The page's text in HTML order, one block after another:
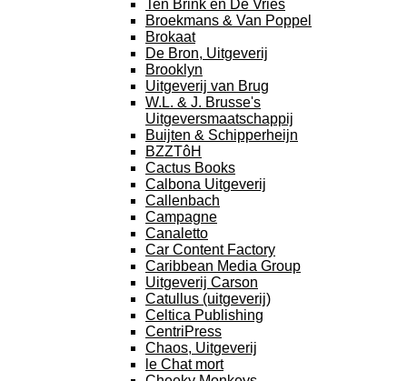
Ten Brink en De Vries
Broekmans & Van Poppel
Brokaat
De Bron, Uitgeverij
Brooklyn
Uitgeverij van Brug
W.L. & J. Brusse's
Uitgeversmaatschappij
Buijten & Schipperheijn
BZZTôH
Cactus Books
Calbona Uitgeverij
Callenbach
Campagne
Canaletto
Car Content Factory
Caribbean Media Group
Uitgeverij Carson
Catullus (uitgeverij)
Celtica Publishing
CentriPress
Chaos, Uitgeverij
le Chat mort